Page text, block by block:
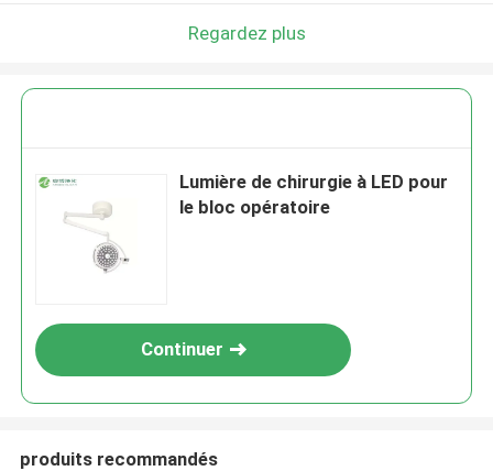
Regardez plus
Lumière de chirurgie à LED pour
le bloc opératoire
Continuer
produits recommandés